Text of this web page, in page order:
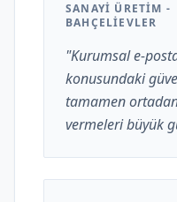
SANAYI ÜRETIM -
BAHÇELIEVLER
"Kurumsal e-
konusundaki
tamamen
vermeleri büyük